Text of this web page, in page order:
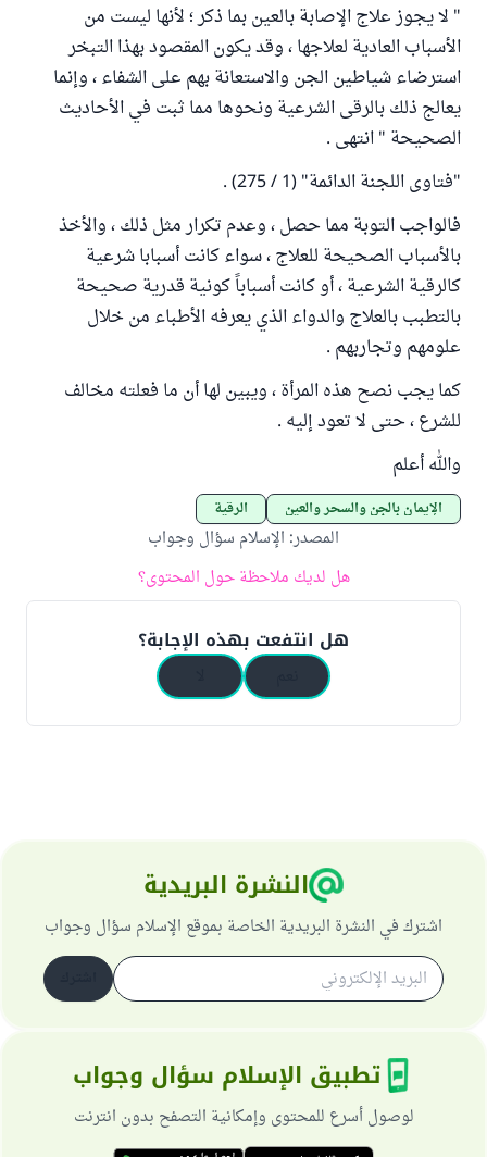
" لا يجوز علاج الإصابة بالعين بما ذكر ؛ لأنها ليست من
الأسباب العادية لعلاجها ، وقد يكون المقصود بهذا التبخر
استرضاء شياطين الجن والاستعانة بهم على الشفاء ، وإنما
يعالج ذلك بالرقى الشرعية ونحوها مما ثبت في الأحاديث
الصحيحة " انتهى .
"فتاوى اللجنة الدائمة" (1 / 275) .
فالواجب التوبة مما حصل ، وعدم تكرار مثل ذلك ، والأخذ
بالأسباب الصحيحة للعلاج ، سواء كانت أسبابا شرعية
كالرقية الشرعية ، أو كانت أسباباً كونية قدرية صحيحة
بالتطبب بالعلاج والدواء الذي يعرفه الأطباء من خلال
علومهم وتجاربهم .
كما يجب نصح هذه المرأة ، ويبين لها أن ما فعلته مخالف
للشرع ، حتى لا تعود إليه .
والله أعلم
الإيمان بالجن والسحر والعين الرقية
المصدر: الإسلام سؤال وجواب
هل لديك ملاحظة حول المحتوى؟
هل انتفعت بهذه الإجابة؟
النشرة البريدية
اشترك في النشرة البريدية الخاصة بموقع الإسلام سؤال وجواب
تطبيق الإسلام سؤال وجواب
لوصول أسرع للمحتوى وإمكانية التصفح بدون انترنت